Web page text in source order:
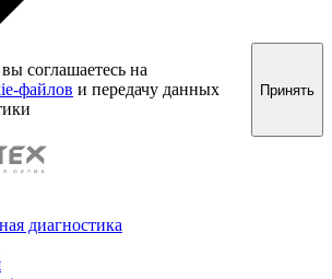
соглашаетесь на
файлов и передачу данных
Принять
диагностика